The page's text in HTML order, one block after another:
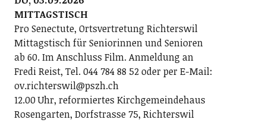
MITTAGSTISCH
Pro Senectute, Ortsvertretung Richterswil
Mittagstisch für Seniorinnen und Senioren
ab 60. Im Anschluss Film. Anmeldung an
Fredi Reist, Tel. 044 784 88 52 oder per E-Mail:
ov.richterswil@pszh.ch
12.00 Uhr, reformiertes Kirchgemeindehaus
Rosengarten, Dorfstrasse 75, Richterswil